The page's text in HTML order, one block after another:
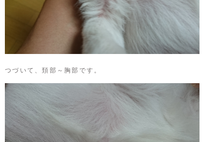
つづいて、頚部～胸部です。